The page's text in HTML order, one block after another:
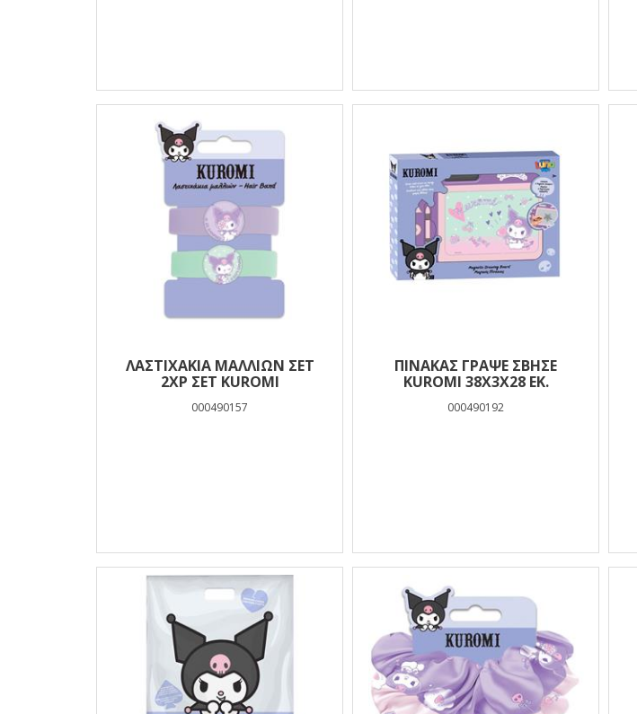
ΛΑΣΤΙΧΑΚΙΑ ΜΑΛΛΙΩΝ ΣΕΤ
2ΧΡ ΣΕΤ KUROMI
000490157
ΠΊΝΑΚΑΣ ΓΡΆΨΕ ΣΒΉΣΕ
KUROMI 38X3X28 ΕΚ.
000490192